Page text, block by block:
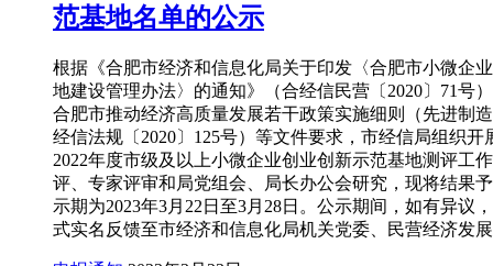
范基地名单的公示
根据《合肥市经济和信息化局关于印发〈合肥市小微企
地建设管理办法〉的通知》（合经信民营〔2020〕71号
合肥市推动经济高质量发展若干政策实施细则（先进制
经信法规〔2020〕125号）等文件要求，市经信局组织开
2022年度市级及以上小微企业创业创新示范基地测评工
评、专家评审和局党组会、局长办公会研究，现将结果
示期为2023年3月22日至3月28日。公示期间，如有异议
式实名反馈至市经济和信息化局机关党委、民营经济发